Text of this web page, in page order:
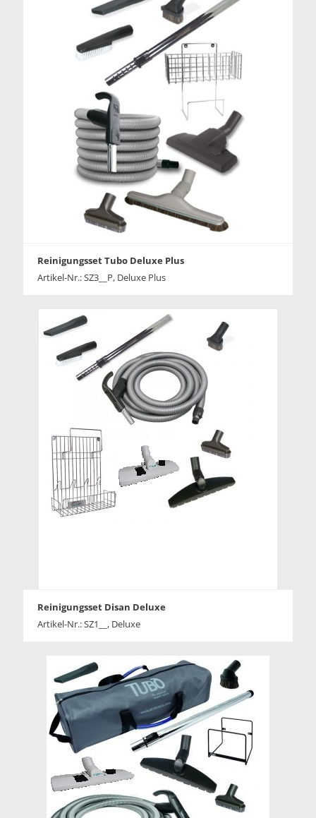
Reinigungsset Tubo Deluxe Plus
Artikel-Nr.: SZ3__P, Deluxe Plus
Reinigungsset Disan Deluxe
Artikel-Nr.: SZ1__, Deluxe